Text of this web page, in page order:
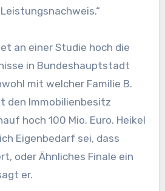
an einer Studie hoch die
in Bundeshauptstadt
mit welcher Familie B.
den Immobilienbesitz
hoch 100 Mio. Euro. Heikel
Eigenbedarf sei, dass
oder Ähnliches Finale ein
er.